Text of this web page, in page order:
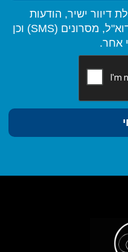
דיוור ישיר, הודעות
ופרסומים שיווקיים באמצעות דוא"ל, מסרונים (SMS) וכן
אחר.